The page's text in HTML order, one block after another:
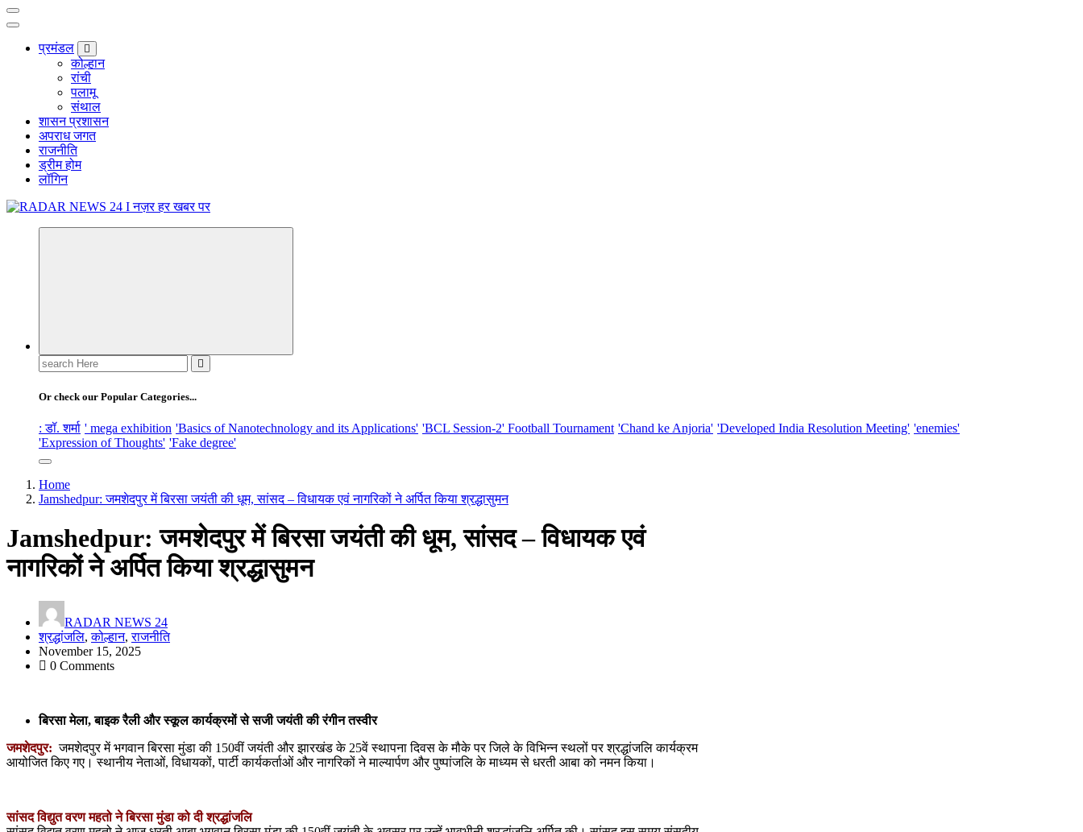
प्रमंडल
कोल्हान
रांची
पलामू
संथाल
शासन प्रशासन
अपराध जगत
राजनीति
ड्रीम होम
लॉगिन
Search
for:
Or check our Popular Categories...
: डॉ. शर्मा ' mega exhibition 'Basics of Nanotechnology and its Applications' 'BCL Session-2' Football Tournament 'Chand ke Anjoria' 'Developed India Resolution Meeting' 'enemies'
'Expression of Thoughts' 'Fake degree'
Home
Jamshedpur: जमशेदपुर में बिरसा जयंती की धूम, सांसद – विधायक एवं नागरिकों ने अर्पित किया श्रद्धासुमन
Jamshedpur: जमशेदपुर में बिरसा जयंती की धूम, सांसद – विधायक एवं
नागरिकों ने अर्पित किया श्रद्धासुमन
RADAR NEWS 24
श्रद्धांजलि,कोल्हान,राजनीति
November 15, 2025
0 Comments
बिरसा मेला, बाइक रैली और स्कूल कार्यक्रमों से सजी जयंती की रंगीन तस्वीर
जमशेदपुर: जमशेदपुर में भगवान बिरसा मुंडा की 150वीं जयंती और झारखंड के 25वें स्थापना दिवस के मौके पर जिले के विभिन्न स्थलों पर श्रद्धांजलि कार्यक्रम
आयोजित किए गए। स्थानीय नेताओं, विधायकों, पार्टी कार्यकर्ताओं और नागरिकों ने माल्यार्पण और पुष्पांजलि के माध्यम से धरती आबा को नमन किया।
सांसद विद्युत वरण महतो ने बिरसा मुंडा को दी श्रद्धांजलि